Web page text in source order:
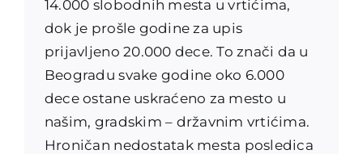
14.000 slobodnih mesta u vrtićima,
dok je prošle godine za upis
prijavljeno 20.000 dece. To znači da u
Beogradu svake godine oko 6.000
dece ostane uskraćeno za mesto u
našim, gradskim – državnim vrtićima.
Hroničan nedostatak mesta posledica